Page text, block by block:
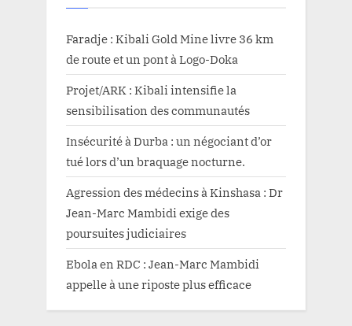
Faradje : Kibali Gold Mine livre 36 km
de route et un pont à Logo-Doka
Projet/ARK : Kibali intensifie la
sensibilisation des communautés
Insécurité à Durba : un négociant d’or
tué lors d’un braquage nocturne.
Agression des médecins à Kinshasa : Dr
Jean-Marc Mambidi exige des
poursuites judiciaires
Ebola en RDC : Jean-Marc Mambidi
appelle à une riposte plus efficace